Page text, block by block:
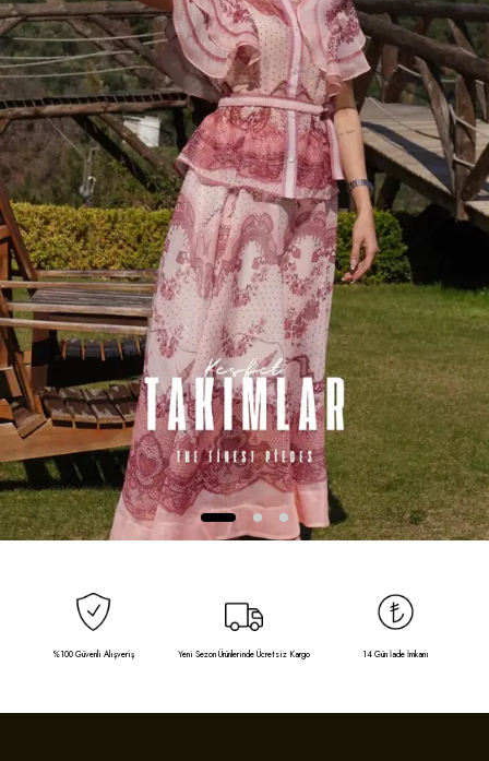
%100 Güvenli Alışveriş Yeni Sezon Ürünlerinde Ücretsiz Kargo 14 Gün İade İmkanı